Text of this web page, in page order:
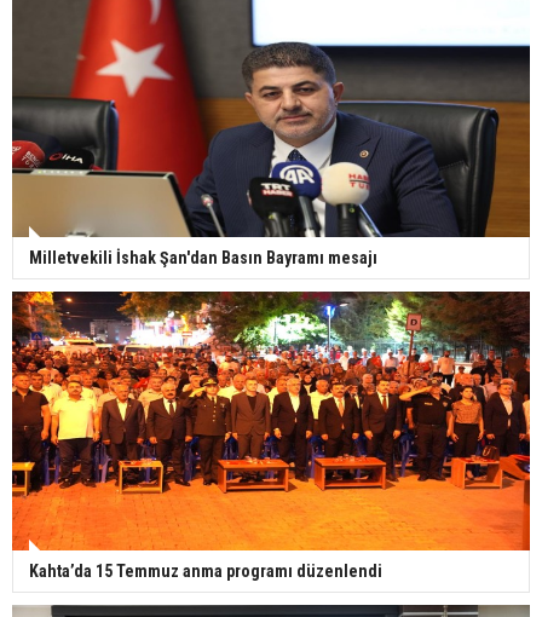
Milletvekili İshak Şan'dan Basın Bayramı mesajı
Kahta’da 15 Temmuz anma programı düzenlendi